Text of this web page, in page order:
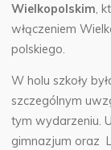
Wielkopolskim,
włączeniem
polskiego.
W holu szkoły
szczególnym
tym wydarzeniu.
gimnazjum oraz